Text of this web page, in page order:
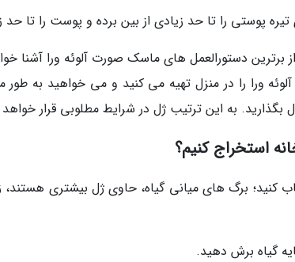
تیره پوستی را تا حد زیادی از بین برده و پوست را تا
از برترین دستورالعمل های ماسک صورت آلوئه ورا آشنا
ورا را در منزل تهیه می کنید و می خواهید به طور
بگذارید. به این ترتیب ژل در شرایط مطلوبی قرار
استخراج کنیم؟
کنید؛ برگ های میانی گیاه، حاوی ژل بیشتری هستند،